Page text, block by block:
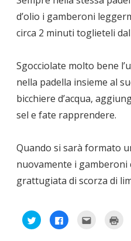
d’olio i gamberoni
circa 2 minuti toglieteli
Sgocciolate molto bene
nella padella insieme al
bicchiere d’acqua,
sel e fate rapprendere.
Quando si sarà formato
nuovamente i gamberoni
grattugiata di scorza di
F
a
F
a